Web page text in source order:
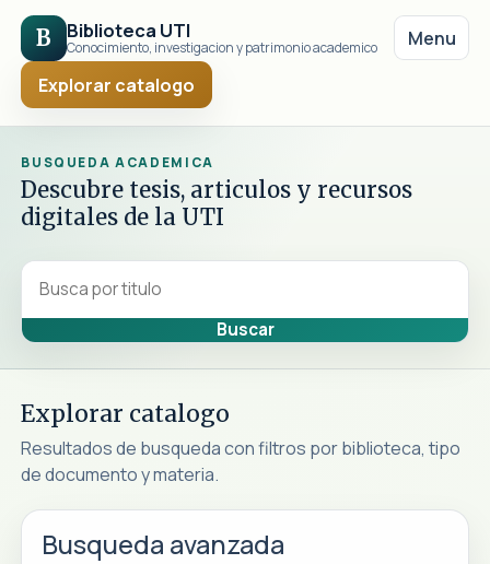
B Biblioteca UTI
Conocimiento, investigacion y patrimonio academico
Menu
Explorar catalogo
BUSQUEDA ACADEMICA
Descubre tesis, articulos y recursos
digitales de la UTI
Explorar catalogo
Resultados de busqueda con filtros por biblioteca, tipo
de documento y materia.
Busqueda avanzada